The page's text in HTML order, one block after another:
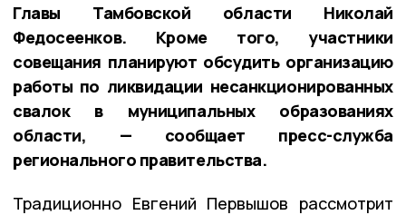
Главы Тамбовской области Николай
Федосеенков. Кроме того, участники
совещания планируют обсудить организацию
работы по ликвидации несанкционированных
свалок в муниципальных образованиях
области, — сообщает пресс-служба
регионального правительства.
Традиционно Евгений Первышов рассмотрит